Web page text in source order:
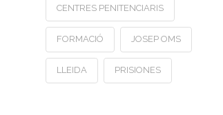
CENTRES PENITENCIARIS
FORMACIÓ JOSEP OMS
LLEIDA PRISIONES